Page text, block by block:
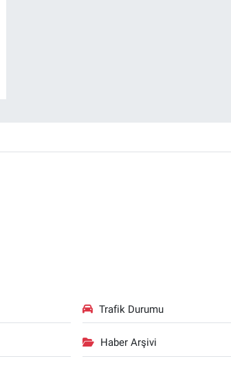
Trafik Durumu
Haber Arşivi